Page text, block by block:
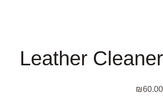
Leather Cleaner
₪60.00